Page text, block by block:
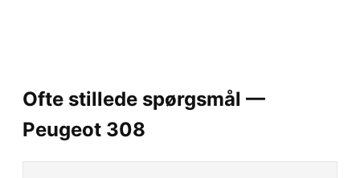
Ofte stillede spørgsmål —
Peugeot 308